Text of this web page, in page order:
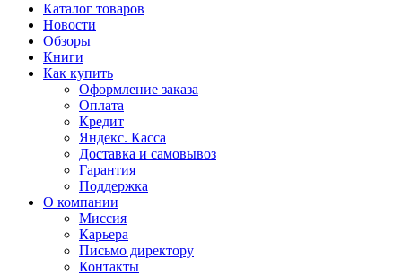
Каталог товаров
Новости
Обзоры
Книги
Как купить
Оформление заказа
Оплата
Кредит
Яндекс. Касса
Доставка и самовывоз
Гарантия
Поддержка
О компании
Миссия
Карьера
Письмо директору
Контакты